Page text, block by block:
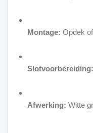
Montage: Opdek
Slotvoorbereiding:
Afwerking: Witte